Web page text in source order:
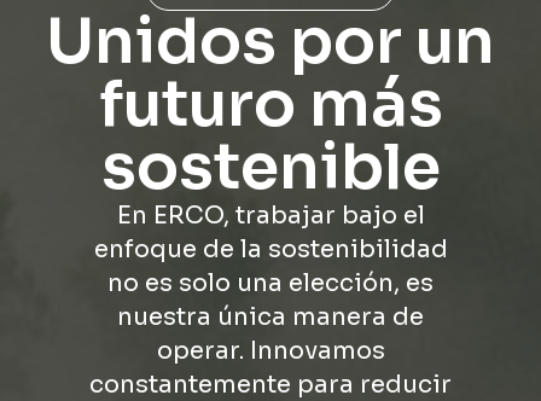
Unidos por un
futuro más
sostenible
En ERCO, trabajar bajo el
enfoque de la sostenibilidad
no es solo una elección, es
nuestra única manera de
operar. Innovamos
constantemente para reducir